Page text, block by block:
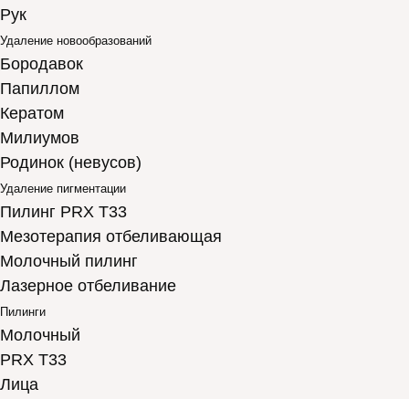
Рук
Удаление новообразований
Бородавок
Папиллом
Кератом
Милиумов
Родинок (невусов)
Удаление пигментации
Пилинг PRX T33
Мезотерапия отбеливающая
Молочный пилинг
Лазерное отбеливание
Пилинги
Молочный
PRX T33
Лица